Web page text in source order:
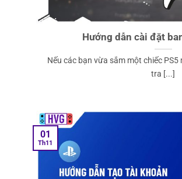
Hướng dẫn cài đặt
Nếu các bạn vừa sắm một chiếc
tra [...]
01
Th11